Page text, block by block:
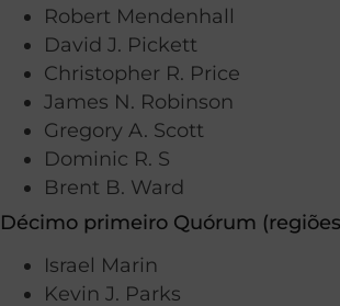
Robert Mendenhall
David J. Pickett
Christopher R. Price
James N. Robinson
Gregory A. Scott
Dominic R. S
Brent B. Ward
Décimo primeiro Quórum
Israel Marin
Kevin J. Parks